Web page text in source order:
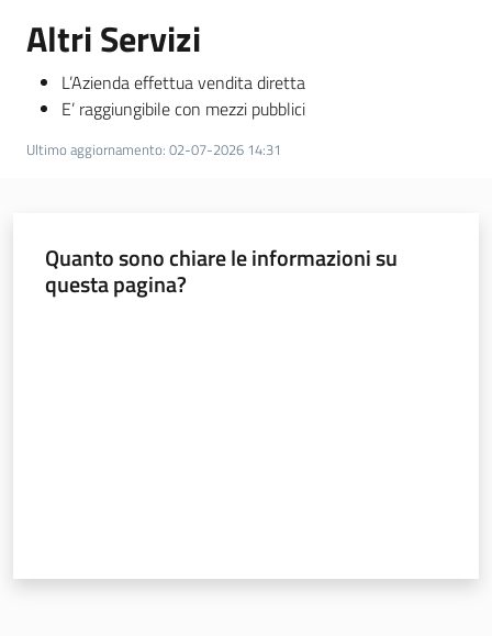
Altri Servizi
L’Azienda effettua vendita diretta
E’ raggiungibile con mezzi pubblici
Ultimo aggiornamento: 02-07-2026 14:31
Quanto sono chiare le informazioni su
questa pagina?